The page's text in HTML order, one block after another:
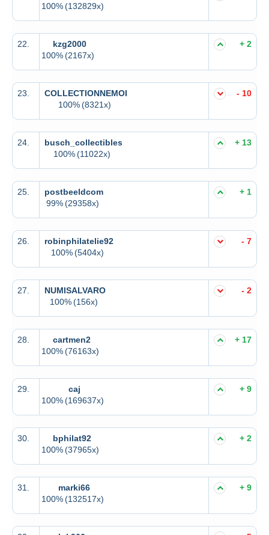
100%(132829x)
22.
kzg2000
100%(2167x)
+ 2
23.
COLLECTIONNEMOI
100% (8321x)
- 10
24.
busch_collectibles
100%(11022x)
+ 13
25.
postbeeldcom
99% (29358x)
+ 1
26.
robinphilatelie92
100%(5404x)
- 7
27.
NUMISALVARO
100% (156x)
- 2
28.
cartmen2
100%(76163x)
+ 17
29.
caj
100%(169637x)
+ 9
30.
bphilat92
100%(37965x)
+ 2
31.
marki66
100%(132517x)
+ 9